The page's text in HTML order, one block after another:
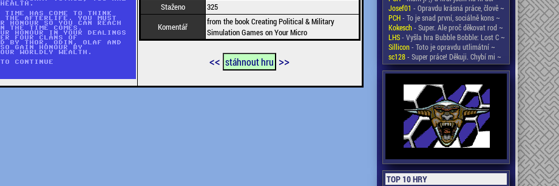
Staženo
325
Komentář
from the book Creating Political & Military
Simulation Games on Your Micro
<< stáhnout hru >>
Josef01 - Opravdu krásná práce, člově ~
PCH- To je snad první, sociálně kons ~
Kokesch- Super. Ale proč děkovat rod ~
LHS- Vyšla hra Bubble Bobble: Lost C ~
Sillicon- Toto je opravdu utlimátní ~
sc128- Super práce! Děkuji. Chybí mi ~
TOP 10 HRY